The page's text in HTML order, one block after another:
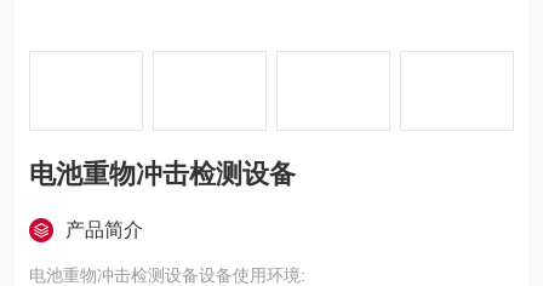
电池重物冲击检测设备
产品简介
电池重物冲击检测设备设备使用环境: